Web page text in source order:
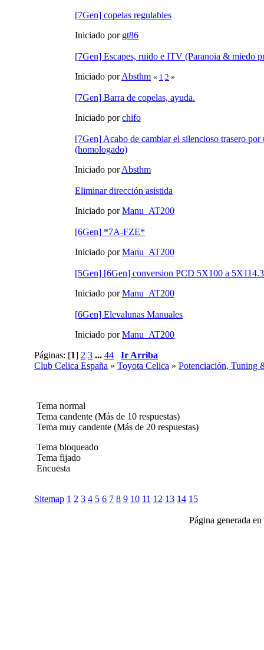
[7Gen] copelas regulables
Iniciado por gt86
[7Gen] Escapes, ruido e ITV (Paranoia & miedo
Iniciado porAbsthm « 1 2 »
[7Gen] Barra de copelas, ayuda.
Iniciado porchifo
[7Gen] Acabo de cambiar el silencioso trasero
(homologado)
Iniciado porAbsthm
Eliminar dirección asistida
Iniciado porManu_AT200
[6Gen] *7A-FZE*
Iniciado porManu_AT200
[5Gen] [6Gen] conversion PCD 5X100 a 5X114.3
Iniciado porManu_AT200
[6Gen] Elevalunas Manuales
Iniciado porManu_AT200
Páginas: [1] 2 3 ... 44
Ir Arriba
Club Celica España » Toyota Celica » Potenciación, Tuning
Tema normal
Tema candente (Más de 10 respuestas)
Tema muy candente (Más de 20 respuestas)
Tema bloqueado
Tema fijado
Encuesta
Sitemap 1 2 3 4 5 6 7 8 9 10 11 12 13 14 15
Página generada